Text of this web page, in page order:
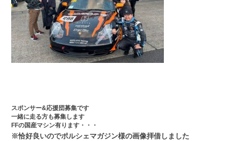
スポンサー&応援団募集です
一緒に走る方も募集します
FFの国産マシン有ります・・・
※恰好良いのでポルシェマガジン様の画像拝借しました